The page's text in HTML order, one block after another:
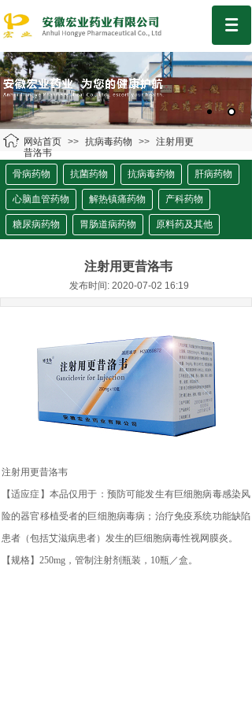
网站首页 >> 抗病毒药物 >> 注射用更
昔洛韦
骨病药物
抗菌药物 抗病毒药物 肝病药物
心脑血管药物 解热镇痛药物 产科药物
糖尿病药物 胃肠道病药物 原料药及其他
注射用更昔洛韦
发布时间: 2020-07-02 16:19
注射用更昔洛韦
【适应症】本品仅用于：预防可能发生有巨细胞病毒感染风
险的器官移植受者的巨细胞病毒病；治疗免疫系统功能缺陷
患者（包括艾滋病患者）发生的巨细胞病毒性视网膜炎。
【规格】250mg，管制注射剂瓶装，10瓶／盒。